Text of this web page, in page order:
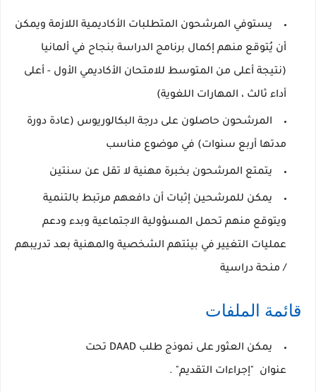
يستوفي المرشحون المتطلبات الأكاديمية اللازمة ويمكن
أن يُتوقع منهم إكمال برنامج الدراسة بنجاح في ألمانيا
(نتيجة أعلى من المتوسط ​​للامتحان الأكاديمي الأول - أعلى
أداء ثالث ، المهارات اللغوية)
المرشحون حاصلون على درجة البكالوريوس (عادة دورة
مدتها أربع سنوات) في موضوع مناسب
يتمتع المرشحون بخبرة مهنية لا تقل عن سنتين
يمكن للمرشحين إثبات أن دافعهم مرتبط بالتنمية
ويتوقع منهم تحمل المسؤولية الاجتماعية وبدء ودعم
عمليات التغيير في بيئتهم الشخصية والمهنية بعد تدريبهم
/ منحة دراسية
قائمة الملفات
يمكن العثور على نموذج طلب DAAD تحت
عنوان "إجراءات التقديم" .